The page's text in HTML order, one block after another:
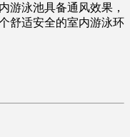
游泳池具备通风效果，
舒适安全的室内游泳环